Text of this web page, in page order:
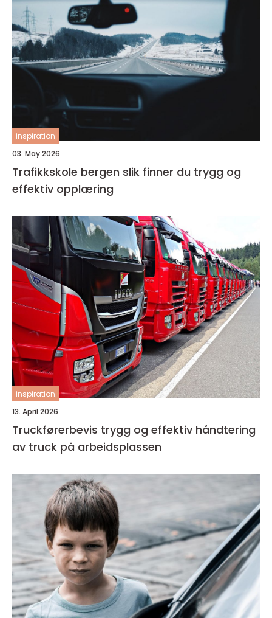
inspiration
03. May 2026
Trafikkskole bergen slik finner du trygg og
effektiv opplæring
inspiration
13. April 2026
Truckførerbevis trygg og effektiv håndtering
av truck på arbeidsplassen